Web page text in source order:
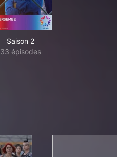
Saison 2
33 épisodes